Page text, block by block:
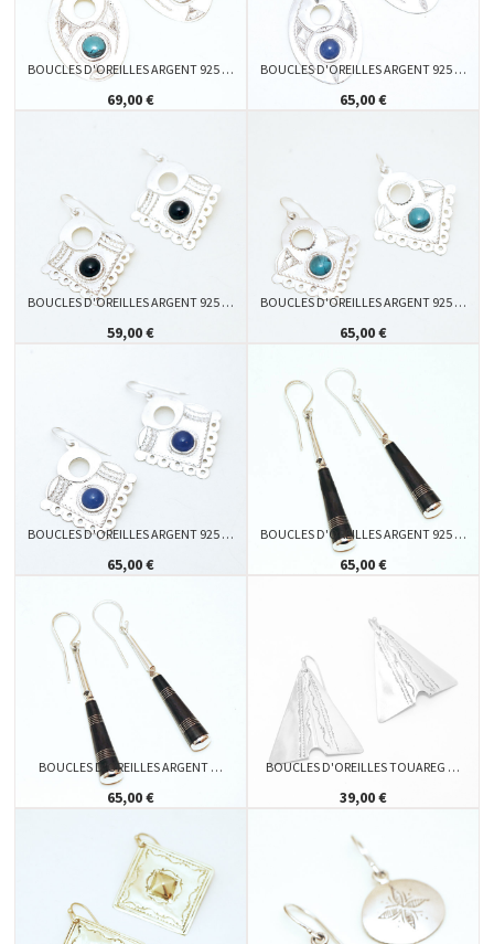
BOUCLES D'OREILLES ARGENT 925 …
69,00 €
BOUCLES D'OREILLES ARGENT 925 …
65,00 €
BOUCLES D'OREILLES ARGENT 925 …
59,00 €
BOUCLES D'OREILLES ARGENT 925 …
65,00 €
BOUCLES D'OREILLES ARGENT 925 …
65,00 €
BOUCLES D'OREILLES ARGENT 925 …
65,00 €
BOUCLES D'OREILLES ARGENT …
65,00 €
BOUCLES D'OREILLES TOUAREG …
39,00 €